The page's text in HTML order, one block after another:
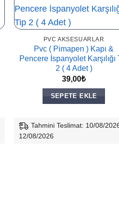
PVC AKSESUARLAR
Pvc ( Pimapen ) Kapı &
Pencere İspanyolet Karşılığı
2 ( 4 Adet )
39,00₺
SEPETE EKLE
Tahmini Teslimat: 10/08/
12/08/2026